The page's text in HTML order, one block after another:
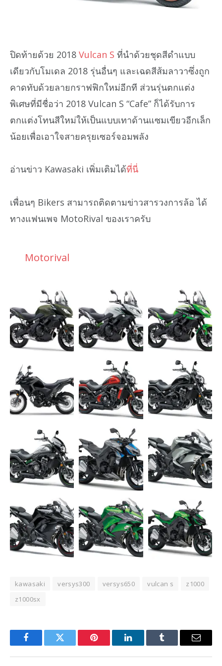
ปิดท้ายด้วย 2018 Vulcan S ที่นำด้วยชุดสีดำแบบ
เดียวกับโมเดล 2018 รุ่นอื่นๆ และเฉดสีส้มลาวาซึ่งถูก
คาดทับด้วยลายกราฟฟิกใหม่อีกที ส่วนรุ่นตกแต่ง
พิเศษที่มีชื่อว่า 2018 Vulcan S “Cafe” ก็ได้รับการ
ตกแต่งโทนสีใหม่ให้เป็นแบบเทาด้านแซมเขียวอีกเล็ก
น้อยเพื่อเอาใจสายครุยเซอร์จอมพลัง
อ่านข่าว Kawasaki เพิ่มเติมได้ที่นี่
เพื่อนๆ Bikers สามารถติดตามข่าวสารวงการล้อ ได้
ทางแฟนเพจ MotoRival ของเราครับ
Motorival
kawasaki versys300 versys650 vulcan s
z1000
z1000sx
FacebookTwitter Pinterest LinkedInTumblr Email